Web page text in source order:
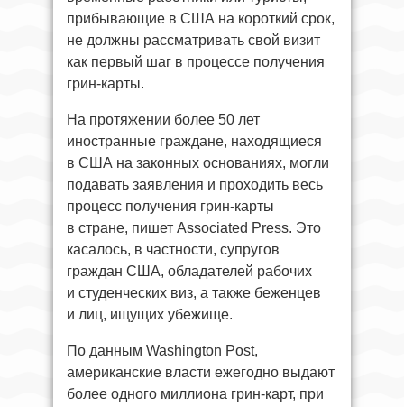
прибывающие в США на короткий срок,
не должны рассматривать свой визит
как первый шаг в процессе получения
грин-карты.
На протяжении более 50 лет
иностранные граждане, находящиеся
в США на законных основаниях, могли
подавать заявления и проходить весь
процесс получения грин-карты
в стране, пишет Associated Press. Это
касалось, в частности, супругов
граждан США, обладателей рабочих
и студенческих виз, а также беженцев
и лиц, ищущих убежище.
По данным Washington Post,
американские власти ежегодно выдают
более одного миллиона грин-карт, при